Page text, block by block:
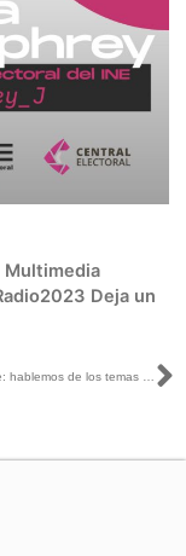
Multimedia
Deja un